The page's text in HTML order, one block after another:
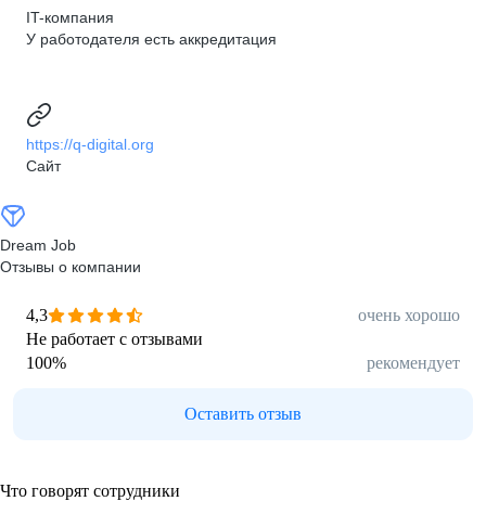
IT-компания
У работодателя есть аккредитация
https://q-digital.org
Сайт
Dream Job
Отзывы о компании
4,3
очень хорошо
Не работает с отзывами
100% рекомендует
Оставить отзыв
Что говорят сотрудники